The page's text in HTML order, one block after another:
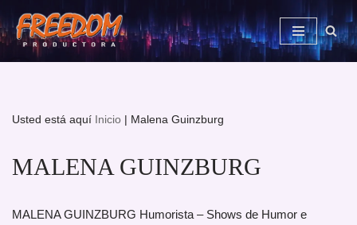
Saltar
al
Usted está aquí Inicio | Malena Guinzburg
MALENA GUINZBURG
MALENA GUINZBURG Humorista – Shows de Humor e